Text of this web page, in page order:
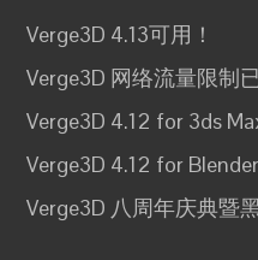
Verge3D 4.13可用！
Verge3D 网络流量限制
Verge3D 4.12 for 3ds
Verge3D 4.12 for
Verge3D 八周年庆典暨